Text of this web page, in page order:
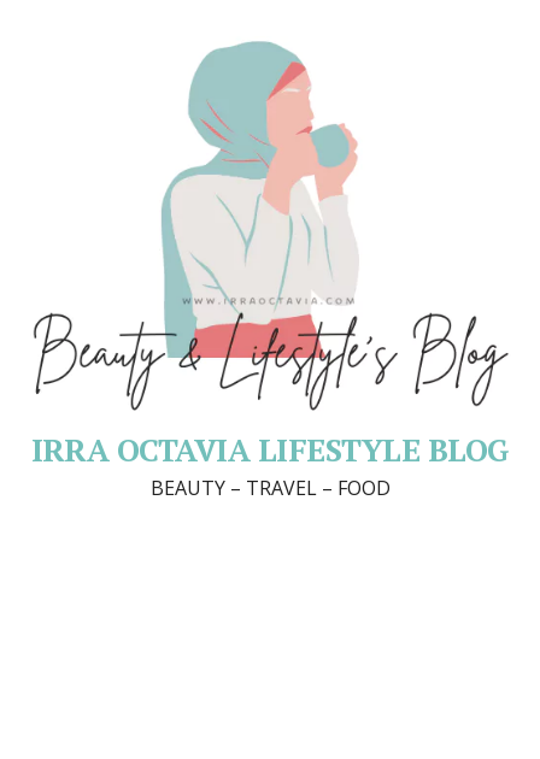
IRRA OCTAVIA LIFESTYLE BLOG
BEAUTY – TRAVEL – FOOD